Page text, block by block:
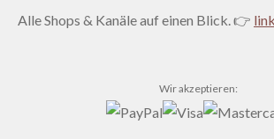
Alle Shops & Kanäle auf einen Blick. 👉
Wir akzeptieren: